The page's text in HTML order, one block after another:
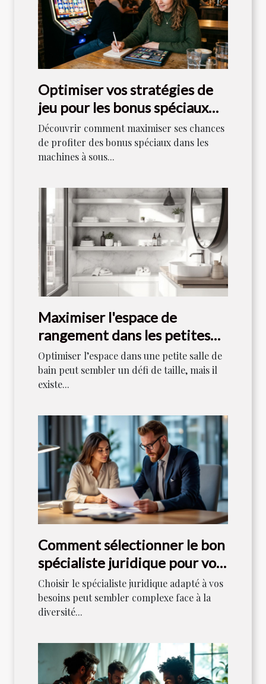
Optimiser vos stratégies de
jeu pour les bonus spéciaux
dans les machines à sous
Découvrir comment maximiser ses chances
de profiter des bonus spéciaux dans les
machines à sous...
Maximiser l'espace de
rangement dans les petites
salles de bain
Optimiser l’espace dans une petite salle de
bain peut sembler un défi de taille, mais il
existe...
Comment sélectionner le bon
spécialiste juridique pour vos
besoins ?
Choisir le spécialiste juridique adapté à vos
besoins peut sembler complexe face à la
diversité...